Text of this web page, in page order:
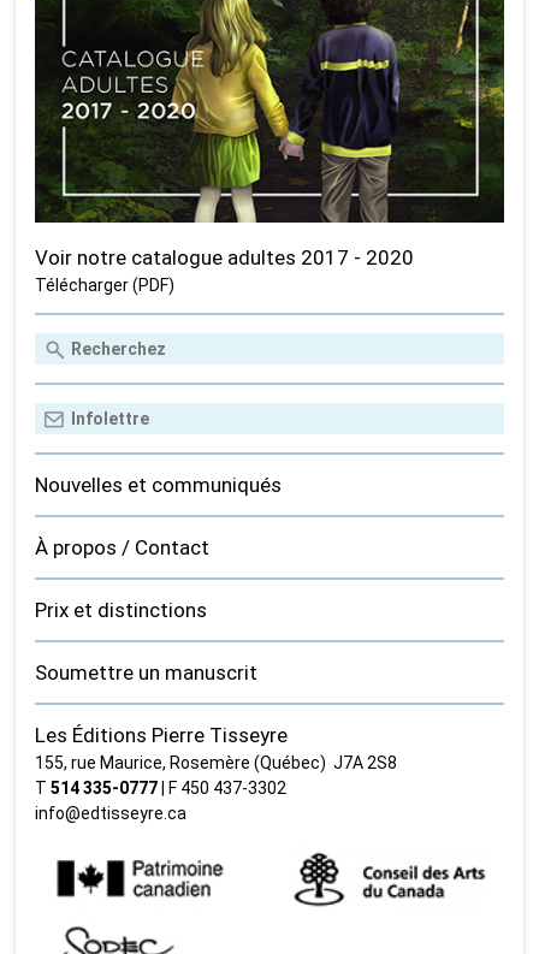
Voir notre catalogue adultes 2017 - 2020
Télécharger (PDF)
Nouvelles et communiqués
À propos / Contact
Prix et distinctions
Soumettre un manuscrit
Les Éditions Pierre Tisseyre
155, rue Maurice, Rosemère (Québec) J7A 2S8
T514 335‑0777 | F 450 437‑3302
info@edtisseyre.ca